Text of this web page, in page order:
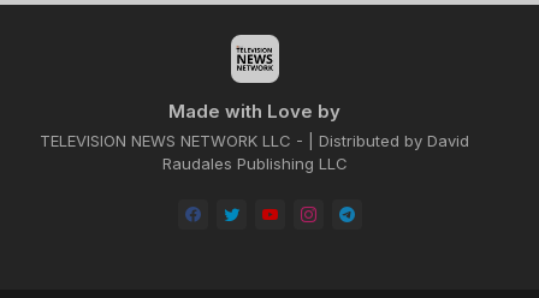
Made with Love by
TELEVISION NEWS NETWORK LLC - | Distributed by David
Raudales Publishing LLC